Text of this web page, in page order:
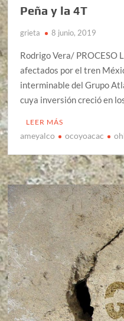
Peña y la 4T
grieta 8 junio, 2019
Rodrigo Vera/ PROCESO
afectados por el tren
interminable del Grupo
cuya inversión creció en
LEER MÁS
ameyalco ocoyoacac